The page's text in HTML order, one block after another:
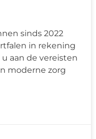
sinds 2022
in rekening
aan de vereisten
moderne zorg